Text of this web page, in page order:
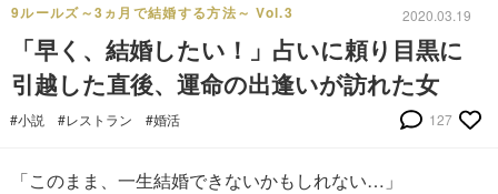
9ルールズ～3ヵ月で結婚する方法～ Vol.3 2020.03.19
「早く、結婚したい！」占いに頼り目黒に
引越した直後、運命の出逢いが訪れた女
#小説 #レストラン #婚活 127
「このまま、一生結婚できないかもしれない…」